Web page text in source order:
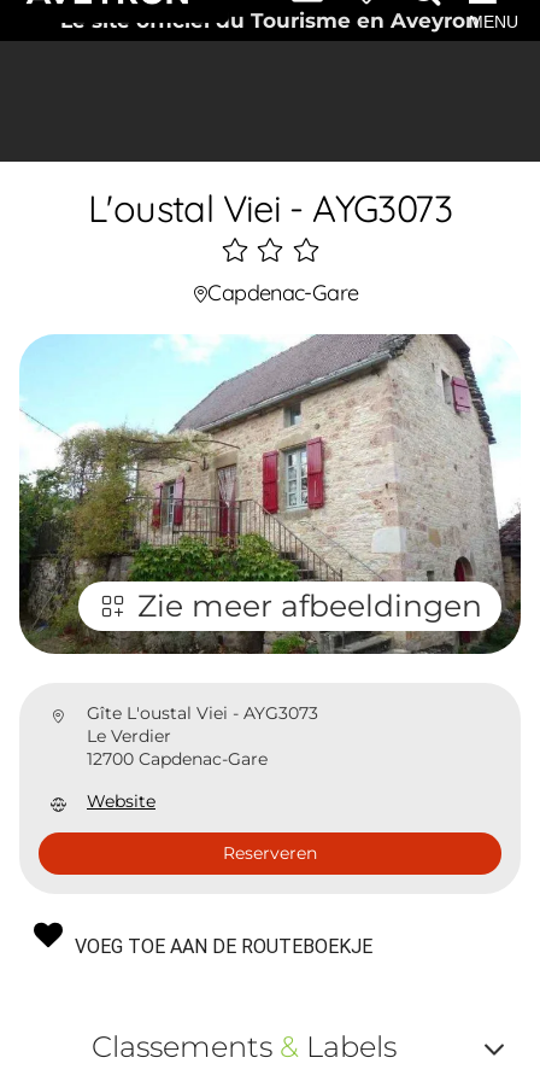
Le site officiel du Tourisme en AveyronMENU
L'oustal Viei - AYG3073
3
étoiles
Capdenac-Gare
Zie meer afbeeldingen
Gîte L'oustal Viei - AYG3073
Le Verdier
12700 Capdenac-Gare
Website
Reserveren
VOEG TOE AAN DE ROUTEBOEKJE
Classements &Labels